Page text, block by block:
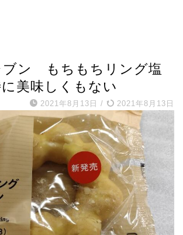
ブン もちもちリング塩
美味しくもない
2021年8月13日 / 2021年8月13日